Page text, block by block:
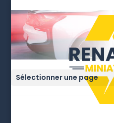
Sélectionner une page